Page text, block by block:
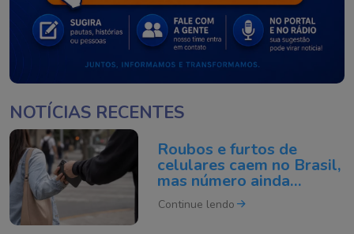
NOTÍCIAS RECENTES
Roubos e furtos de
celulares caem no Brasil,
mas número ainda
assusta; veja como se
proteger
Continue lendo